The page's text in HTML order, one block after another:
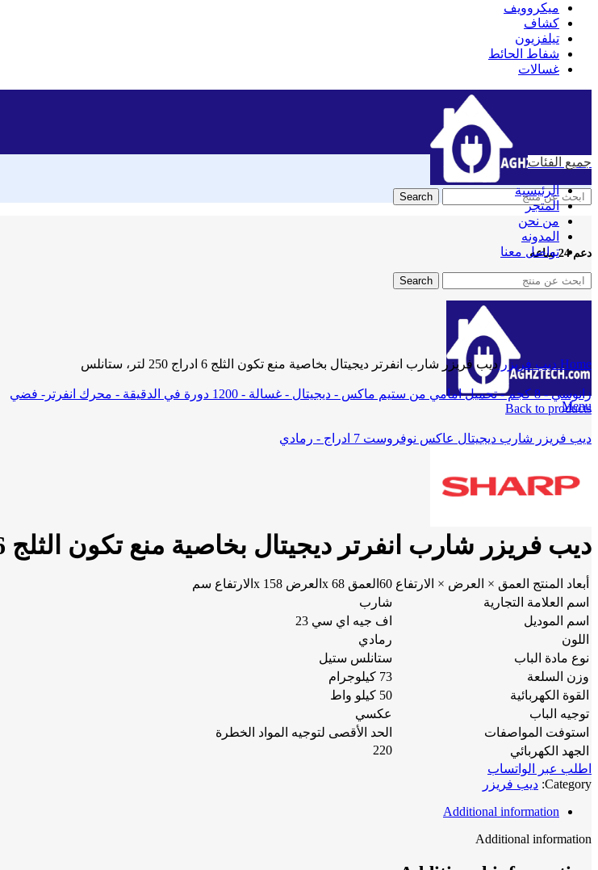
ميكروويف
كشاف
تيلفزيون
شفاط الحائط
غسالات
Search
دعم 24 ساعه
+201009992077
Menu
جميع الفئات
الرئيسية
المتجر
من نحن
المدونه
تواصل معنا
Search
Click to enlarge
Home ديب فريزرديب فريزر شارب انفرتر ديجيتال بخاصية منع تكون الثلج 6 ادراج 250 لتر، ستانلس
زانوسي - 8 كجم - تحميل امامي من ستيم ماكس - ديجيتال - غسالة - 1200 دورة في الدقيقة - محرك انفرتر- فضي
Back to products
ديب فريزر شارب ديجيتال عاكس نوفروست 7 ادراج - رمادي
ديب فريزر شارب انفرتر ديجيتال بخاصية منع تكون الثلج 6 ادراج 250 لتر، ستانلس
أبعاد المنتج العمق × العرض × الارتفاع 60العمق x 68العرض x 158الارتفاع سم
اسم العلامة التجارية
شارب
اسم الموديل
اف جيه اي سي 23
اللون
رمادي
نوع مادة الباب
ستانلس ستيل
وزن السلعة
73 كيلوجرام
القوة الكهربائية
50 كيلو واط
توجيه الباب
عكسي
استوفت المواصفات
الحد الأقصى لتوجيه المواد الخطرة
الجهد الكهربائي
220
اطلب عبر الواتساب
Category: ديب فريزر
Additional information
Additional information